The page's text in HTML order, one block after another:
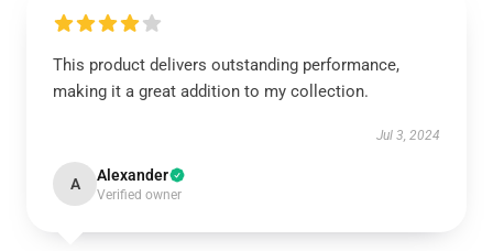
This product delivers outstanding performance,
making it a great addition to my collection.
Jul 3, 2024
A Alexander
Verified owner